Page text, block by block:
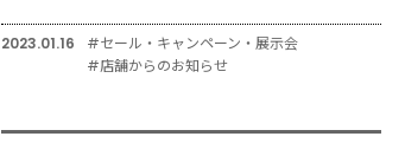
2023.01.16
#セール・キャンペーン・展示会
#店舗からのお知らせ